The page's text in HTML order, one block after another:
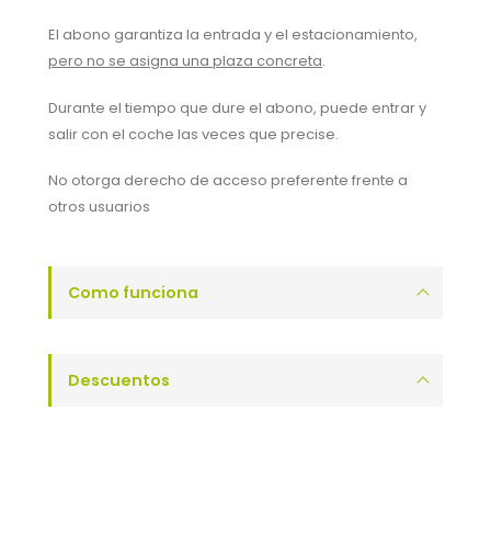
El abono garantiza la entrada y el estacionamiento,
pero no se asigna una plaza concreta.
Durante el tiempo que dure el abono, puede entrar y
salir con el coche las veces que precise.
No otorga derecho de acceso preferente frente a
otros usuarios
Como funciona
Descuentos